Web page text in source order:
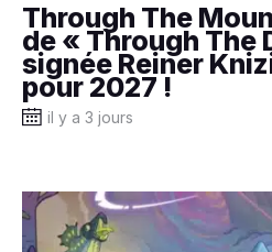
Through The
de « Through The
signée Reiner
pour 2027 !
il y a 3 jours